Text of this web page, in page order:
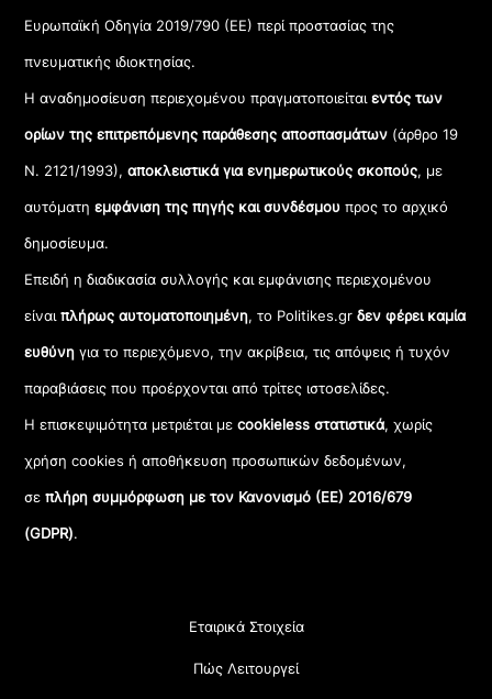
Ευρωπαϊκή Οδηγία 2019/790 (ΕΕ) περί προστασίας της
πνευματικής ιδιοκτησίας.
Η αναδημοσίευση περιεχομένου πραγματοποιείταιεντός των
ορίων της επιτρεπόμενης παράθεσης αποσπασμάτων (άρθρο 19
Ν. 2121/1993), αποκλειστικά για ενημερωτικούς σκοπούς, με
αυτόματηεμφάνιση της πηγής και συνδέσμου προς το αρχικό
δημοσίευμα.
Επειδή η διαδικασία συλλογής και εμφάνισης περιεχομένου
είναιπλήρως αυτοματοποιημένη, το Politikes.grδεν φέρει καμία
ευθύνη για το περιεχόμενο, την ακρίβεια, τις απόψεις ή τυχόν
παραβιάσεις που προέρχονται από τρίτες ιστοσελίδες.
Η επισκεψιμότητα μετριέται μεcookieless στατιστικά, χωρίς
χρήση cookies ή αποθήκευση προσωπικών δεδομένων,
σεπλήρη συμμόρφωση με τον Κανονισμό (ΕΕ) 2016/679
(GDPR).
Εταιρικά Στοιχεία
Πώς Λειτουργεί